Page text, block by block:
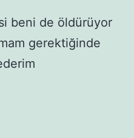
beni de öldürüyor
gerektiğinde